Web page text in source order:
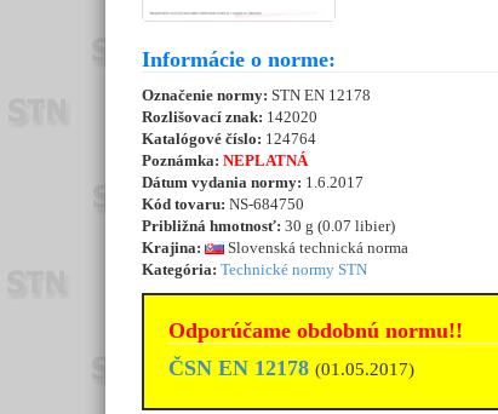
Informácie o norme:
Označenie normy: STN EN 12178
Rozlišovací znak: 142020
Katalógové číslo: 124764
Poznámka: NEPLATNÁ
Dátum vydania normy: 1.6.2017
Kód tovaru: NS-684750
Približná hmotnosť: 30 g (0.07 libier)
Krajina:
Slovenská technická norma
Kategória: Technické normy STN
Odporúčame obdobnú normu!!
ČSN EN 12178 (01.05.2017)